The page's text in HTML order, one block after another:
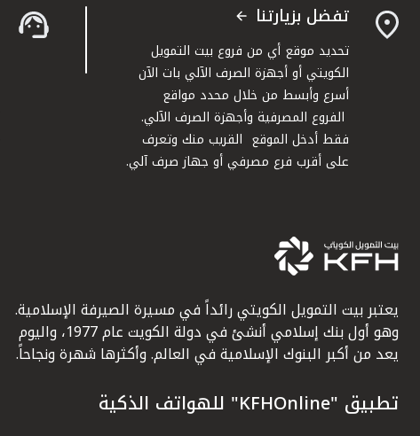
تفضل بزيارتنا
تحديد موقع أي من فروع بيت التمويل
الكويتي أو أجهزة الصرف الآلي بات الآن
أسرع وأبسط من خلال محدد مواقع
الفروع المصرفية وأجهزة الصرف الآلي.
فقط أدخل الموقع القريب منك وتعرف
على أقرب فرع مصرفي أو جهاز صرف آلي.
يعتبر بيت التمويل الكويتي رائداً في مسيرة الصيرفة الإسلامية.
وهو أول بنك إسلامي أنشئ في دولة الكويت عام 1977، واليوم
يعد من أكبر البنوك الإسلامية في العالم. وأكثرها شهرة ونجاحاً.
تطبيق "KFHOnline" للهواتف الذكية